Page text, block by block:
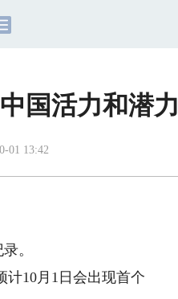
国活力和潜力
01 13:42
。
10月1日会出现首个